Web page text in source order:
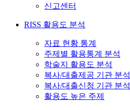
신고센터
RISS 활용도 분석
자료 현황 통계
주제별 활용통계 분석
학술지 활용도 분석
복사/대출제공 기관 분석
복사/대출신청 기관 분석
활용도 높은 주제